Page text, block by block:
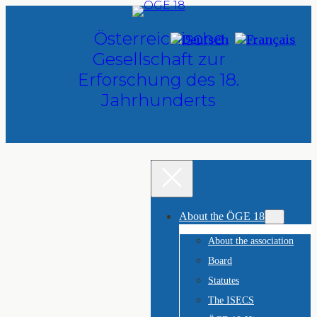
Österreichische
Gesellschaft zur
Erforschung des 18.
Jahrhunderts
About the ÖGE 18
About the association
Board
Statutes
The ISECS